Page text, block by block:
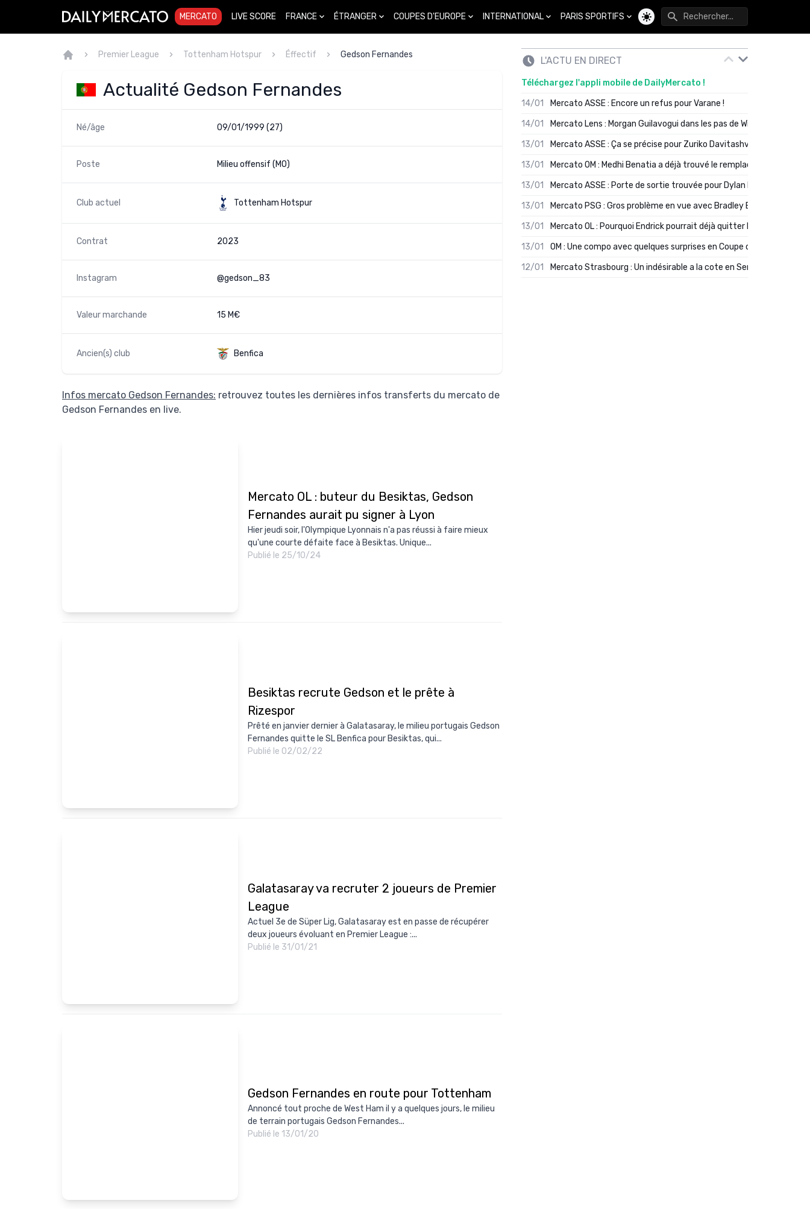
MERCATO LIVE SCORE FRANCE ÉTRANGER COUPES D'EUROPE INTERNATIONAL PARIS SPORTIFS
Changer de thème
Premier League Tottenham Hotspur Éffectif Gedson Fernandes
Actualité Gedson Fernandes
Né/âge 09/01/1999 (27)
Poste Milieu offensif (MO)
Club actuel Tottenham Hotspur
Contrat 2023
Instagram @gedson_83
Valeur marchande 15 M€
Ancien(s) club Benfica
Infos mercato Gedson Fernandes: retrouvez toutes les dernières infos transferts du mercato de
Gedson Fernandes en live.
Mercato OL : buteur du Besiktas, Gedson
Fernandes aurait pu signer à Lyon
Hier jeudi soir, l'Olympique Lyonnais n'a pas réussi à faire mieux
qu'une courte défaite face à Besiktas. Unique...
Publié le 25/10/24
Besiktas recrute Gedson et le prête à
Rizespor
Prêté en janvier dernier à Galatasaray, le milieu portugais Gedson
Fernandes quitte le SL Benfica pour Besiktas, qui...
Publié le 02/02/22
Galatasaray va recruter 2 joueurs de Premier
League
Actuel 3e de Süper Lig, Galatasaray est en passe de récupérer
deux joueurs évoluant en Premier League :...
Publié le 31/01/21
Gedson Fernandes en route pour Tottenham
Annoncé tout proche de West Ham il y a quelques jours, le milieu
de terrain portugais Gedson Fernandes...
Publié le 13/01/20
L'ACTU EN DIRECT
Téléchargez l'appli mobile de DailyMercato !
14/01
Mercato ASSE : Encore un refus pour Varane !
14/01
Mercato Lens : Morgan Guilavogui dans les pas de Will Still ?
13/01
Mercato ASSE : Ça se précise pour Zuriko Davitashvili
13/01
Mercato OM : Medhi Benatia a déjà trouvé le remplaçant de Robinio
13/01
Mercato ASSE : Porte de sortie trouvée pour Dylan Batubinsika
13/01
Mercato PSG : Gros problème en vue avec Bradley Barcola ?
13/01
Mercato OL : Pourquoi Endrick pourrait déjà quitter Lyon en janvier
13/01
OM : Une compo avec quelques surprises en Coupe de France
12/01
Mercato Strasbourg : Un indésirable a la cote en Serie A